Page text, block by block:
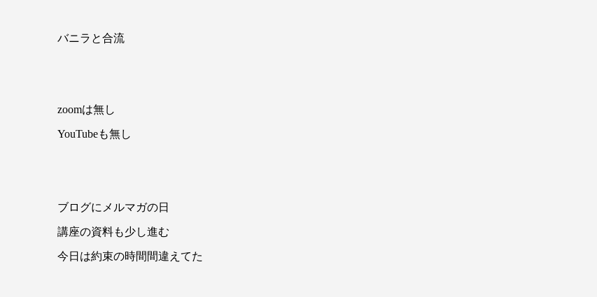
バニラと合流
zoomは無し
YouTubeも無し
ブログにメルマガの日
講座の資料も少し進む
今日は約束の時間間違えてた